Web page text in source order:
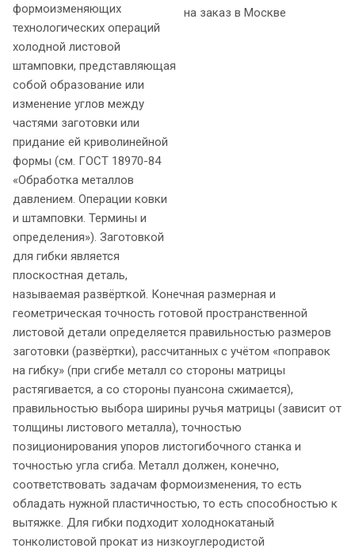
формоизменяющих
технологических операций
холодной листовой
штамповки, представляющая
собой образование или
изменение углов между
частями заготовки или
придание ей криволинейной
формы (см. ГОСТ 18970-84
«Обработка металлов
давлением. Операции ковки
и штамповки. Термины и
определения»). Заготовкой
для гибки является
плоскостная деталь,
называемая развёрткой. Конечная размерная и
геометрическая точность готовой пространственной
листовой детали определяется правильностью размеров
заготовки (развёртки), рассчитанных с учётом «поправок
на гибку» (при сгибе металл со стороны матрицы
растягивается, а со стороны пуансона сжимается),
правильностью выбора ширины ручья матрицы (зависит от
толщины листового металла), точностью
позиционирования упоров листогибочного станка и
точностью угла сгиба. Металл должен, конечно,
соответствовать задачам формоизменения, то есть
обладать нужной пластичностью, то есть способностью к
вытяжке. Для гибки подходит холоднокатаный
тонколистовой прокат из низкоуглеродистой